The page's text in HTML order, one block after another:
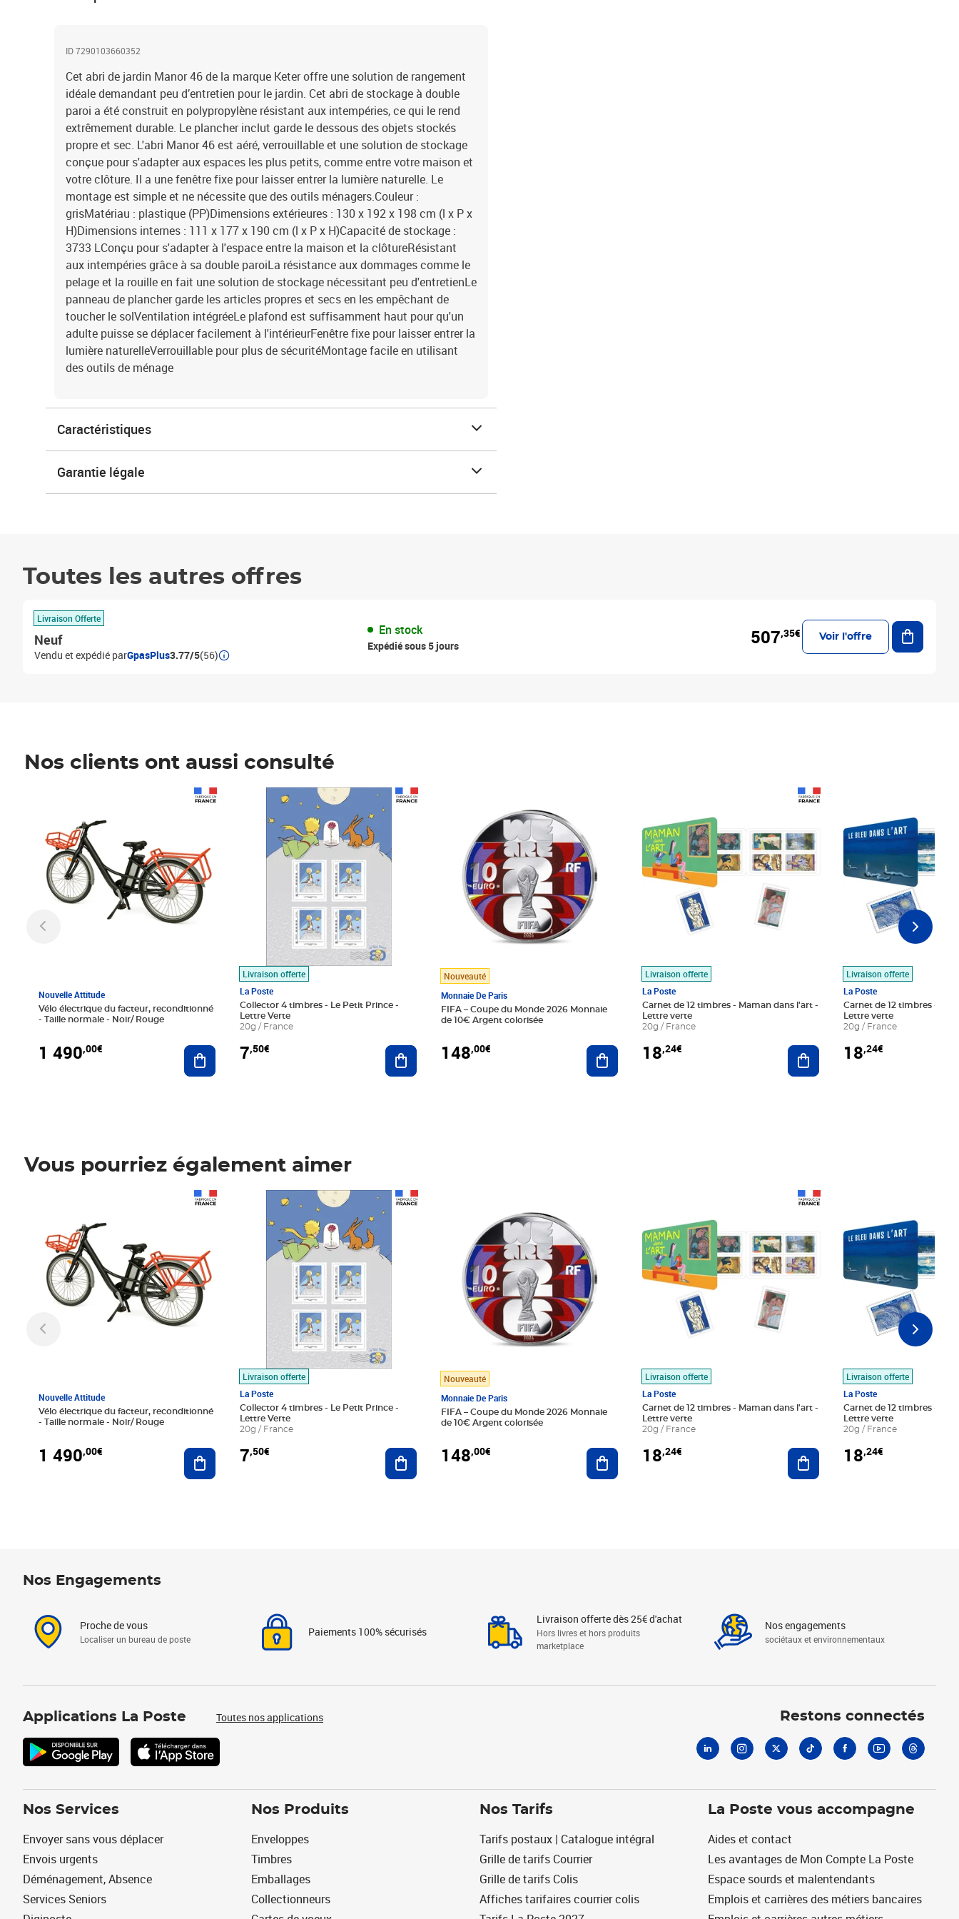
ID 7290103660352
Cet abri de jardin Manor 46 de la marque Keter offre une solution de rangement
idéale demandant peu d’entretien pour le jardin. Cet abri de stockage à double
paroi a été construit en polypropylène résistant aux intempéries, ce qui le rend
extrêmement durable. Le plancher inclut garde le dessous des objets stockés
propre et sec. L'abri Manor 46 est aéré, verrouillable et une solution de stockage
conçue pour s'adapter aux espaces les plus petits, comme entre votre maison et
votre clôture. Il a une fenêtre fixe pour laisser entrer la lumière naturelle. Le
montage est simple et ne nécessite que des outils ménagers.Couleur :
grisMatériau : plastique (PP)Dimensions extérieures : 130 x 192 x 198 cm (l x P x
H)Dimensions internes : 111 x 177 x 190 cm (l x P x H)Capacité de stockage :
3733 LConçu pour s'adapter à l'espace entre la maison et la clôtureRésistant
aux intempéries grâce à sa double paroiLa résistance aux dommages comme le
pelage et la rouille en fait une solution de stockage nécessitant peu d'entretienLe
panneau de plancher garde les articles propres et secs en les empêchant de
toucher le solVentilation intégréeLe plafond est suffisamment haut pour qu'un
adulte puisse se déplacer facilement à l'intérieurFenêtre fixe pour laisser entrer la
lumière naturelleVerrouillable pour plus de sécuritéMontage facile en utilisant
des outils de ménage
Caractéristiques
Garantie légale
Toutes les autres offres
Livraison Offerte
Neuf
Vendu et expédié parGpasPlus3.77/5(56)
En stock
Expédié sous 5 jours 507,35€ Voir l'offre
Ajouter
Nos clients ont aussi consulté
Nouvelle Attitude
Vélo électrique du facteur, reconditionné
- Taille normale - Noir/ Rouge
1 490,00€ Ajouter au panier
Livraison offerte
La Poste
Collector 4 timbres - Le Petit Prince -
Lettre Verte
20g / France
7,50€
Prix 7,50€
Ajouter au panier
Nouveauté
Monnaie De Paris
FIFA – Coupe du Monde 2026 Monnaie
de 10€ Argent colorisée
148,00€ Ajouter au panier
Livraison offerte
La Poste
Carnet de 12 timbres - Maman dans l'art -
Lettre verte
20g / France
18,24€ Ajouter au panier
Livraison offerte
La Poste
Carnet de 12 timbres - Le
Lettre verte
20g / France
18,24€
Vous pourriez également aimer
Nouvelle Attitude
Vélo électrique du facteur, reconditionné
- Taille normale - Noir/ Rouge
1 490,00€ Ajouter au panier
Livraison offerte
La Poste
Collector 4 timbres - Le Petit Prince -
Lettre Verte
20g / France
7,50€
Prix 7,50€
Ajouter au panier
Nouveauté
Monnaie De Paris
FIFA – Coupe du Monde 2026 Monnaie
de 10€ Argent colorisée
148,00€ Ajouter au panier
Livraison offerte
La Poste
Carnet de 12 timbres - Maman dans l'art -
Lettre verte
20g / France
18,24€ Ajouter au panier
Livraison offerte
La Poste
Carnet de 12 timbres - Le
Lettre verte
20g / France
18,24€
Nos Engagements
Proche de vous
Localiser un bureau de poste
Paiements 100% sécurisés
Livraison offerte dès 25€ d'achat
Hors livres et hors produits
marketplace
Nos engagements
sociétaux et environnementaux
Applications La Poste Toutes nos applications Restons connectés
Nos Services
Envoyer sans vous déplacer
Envois urgents
Déménagement, Absence
Services Seniors
Nos Produits
Enveloppes
Timbres
Emballages
Collectionneurs
Nos Tarifs
Tarifs postaux | Catalogue intégral
Grille de tarifs Courrier
Grille de tarifs Colis
Affiches tarifaires courrier colis
La Poste vous accompagne
Aides et contact
Les avantages de Mon Compte La Poste
Espace sourds et malentendants
Emplois et carrières des métiers bancaires